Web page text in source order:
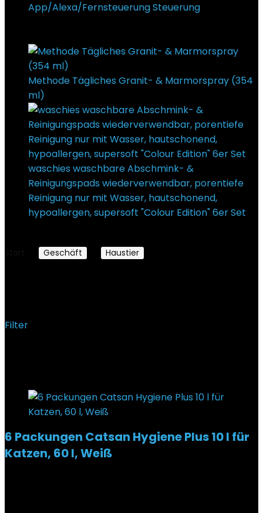
App/Alexa/Fernsteuerung Steuerung
Methode Tägliches Granit- & Marmorspray (354
ml)
waschies waschbare Abschmink- &
Reinigungspads wiederverwendbar, porentiefe
Reinigung nur mit Wasser, hautschonend,
hypoallergen, supersoft "Colour Edition" 6er Set
Geschäft Haustier
Filter
6 Packungen Catsan Hygiene Plus 10 l für
Katzen, 60 l, Weiß